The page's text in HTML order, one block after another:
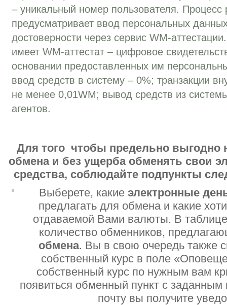
– уникальный номер пользователя. Процесс
предусматривает ввод персональных
достоверности через сервис WM-
имеет WM-аттестат – цифровое
основании предоставленных им
ввод средств в систему – 0%; транзакции
не менее 0,01WM; вывод средств из
агентов.
Для того чтобы предельно выгодно
обмена и без ущерба обменять свои
средства, соблюдайте подпункты
Выберете, какие электронные
предлагать для обмена и какие
отдаваемой Вами валюты. В таблице
количество обменников,
обмена. Вы в свою очередь также
собственный курс в поле
собственный курс по нужным вам
появиться обменный пункт с заданным
почту вы получите